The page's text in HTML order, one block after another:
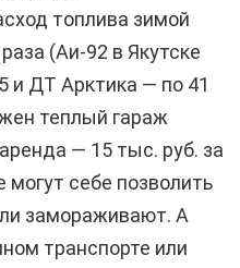
топлива зимой
(Аи-92 в Якутске
и ДТ Арктика — по 41
теплый гараж
— 15 тыс. руб. за
могут себе позволить
замораживают. А
транспорте или